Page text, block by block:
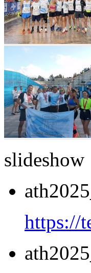
slideshow
https://